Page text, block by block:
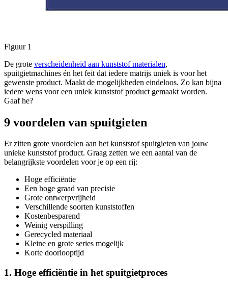
Figuur 1
De grote verscheidenheid aan kunststof materialen,
spuitgietmachines én het feit dat iedere matrijs uniek is voor het
gewenste product. Maakt de mogelijkheden eindeloos. Zo kan bijna
iedere wens voor een uniek kunststof product gemaakt worden.
Gaaf he?
9 voordelen van spuitgieten
Er zitten grote voordelen aan het kunststof spuitgieten van jouw
unieke kunststof product. Graag zetten we een aantal van de
belangrijkste voordelen voor je op een rij:
Hoge efficiëntie
Een hoge graad van precisie
Grote ontwerpvrijheid
Verschillende soorten kunststoffen
Kostenbesparend
Weinig verspilling
Gerecycled materiaal
Kleine en grote series mogelijk
Korte doorlooptijd
1. Hoge efficiëntie in het spuitgietproces